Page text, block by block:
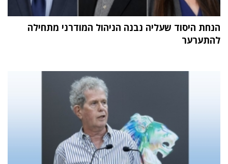
הנחת היסוד שעליה נבנה הניהול המודרני מתחילה
להתערער